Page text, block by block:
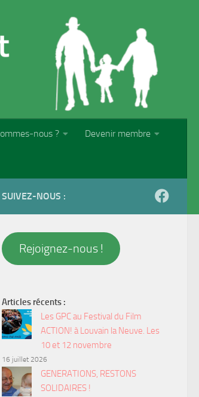
nous ? Devenir membre
SUIVEZ-NOUS :
Rejoignez-nous !
Articles récents :
Les GPC au Festival du Film
ACTION! à Louvain la Neuve. Les
10 et 12 novembre
16 juillet 2026
GENERATIONS, RESTONS
SOLIDAIRES !